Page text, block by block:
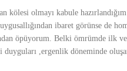
kölesi olmayı kabule
ibaret görünse de
öpüyorum. Belki ömrümde ilk
duyguları ,ergenlik döneminde